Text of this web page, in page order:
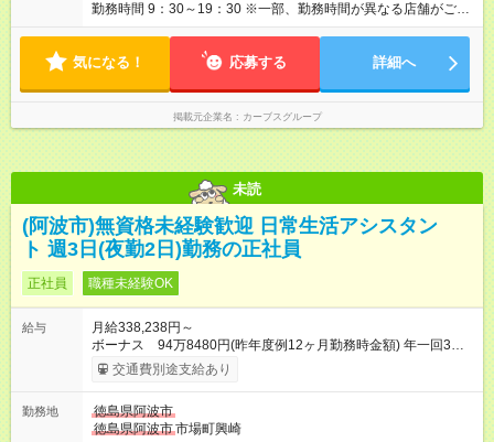
勤務時間 9：30～19：30 ※一部、勤務時間が異なる店舗がござ
います。 ＜営業時間＞ 平日／10：00～13：00、15：00～19：
深夜シフトはありません）
気になる！ 応募する 詳細へ
掲載元企業名 カーブスグループ
未読
(阿波市)無資格未経験歓迎 日常生活アシスタン
ト 週3日(夜勤2日)勤務の正社員
正社員 職種未経験OK
給与
月給338,238円～
ボーナス 94万8480円(昨年度例12ヶ月勤務時金額) 年一回3月
末日 支給 月給×12ヶ月+賞与=年収 ・昇給あり ・賃金は月末締
切、翌月25日支払い 【試用期間】試用期間あり 試用期間の長
す。 雇用形態：本採用時と同じです。 給与：月給 326,800円以
上
交通費別途支給あり
勤務地
徳島県阿波市
徳島県阿波市市場町興崎